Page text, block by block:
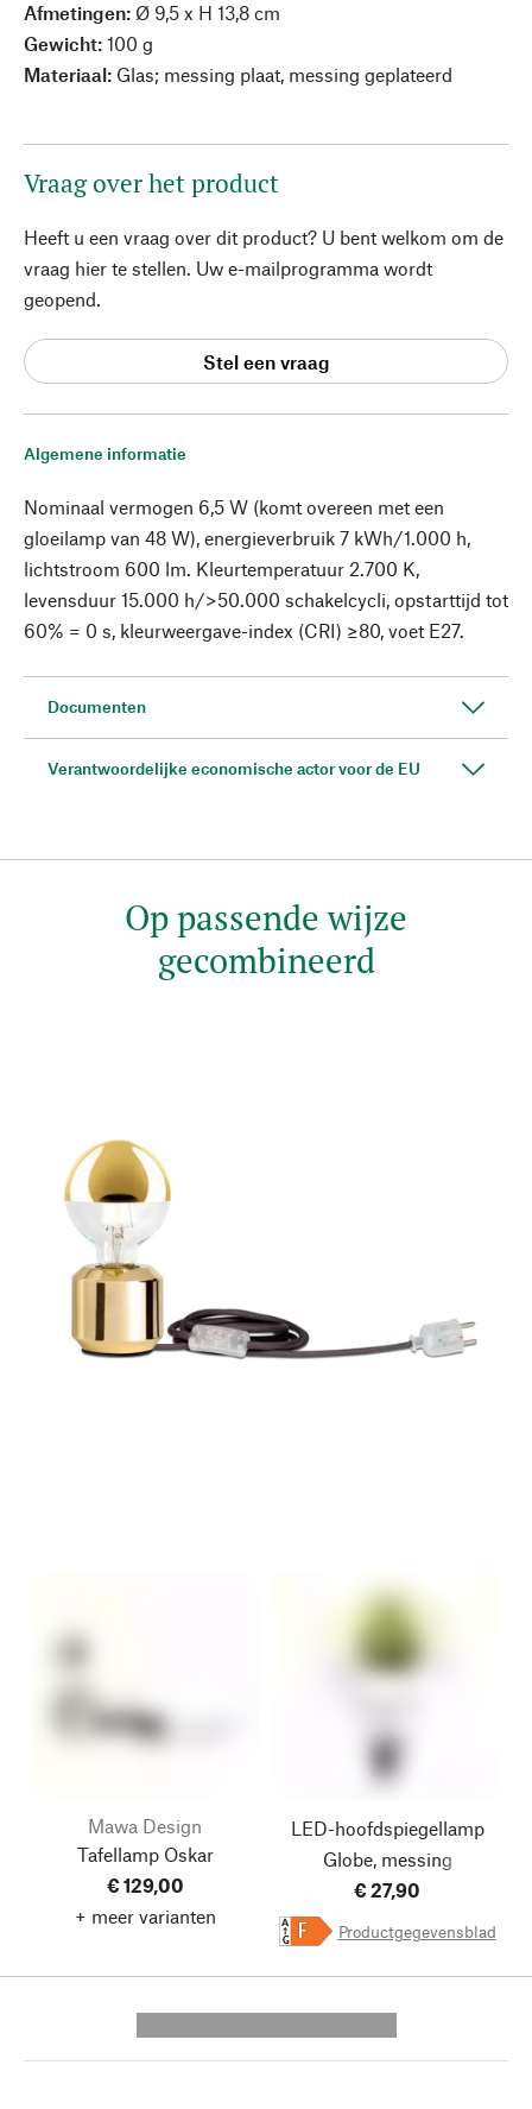
Algemene informatie
Nominaal vermogen 6,5 W (komt overeen met een
gloeilamp van 48 W), energieverbruik 7 kWh/1.000 h,
lichtstroom 600 lm. Kleurtemperatuur 2.700 K,
levensduur 15.000 h/>50.000 schakelcycli, opstarttijd tot
60% = 0 s, kleurweergave-index (CRI) ≥80, voet E27.
Documenten
Verantwoordelijke economische actor voor de EU
Afmetingen: Ø 9,5 x H 13,8 cm
Gewicht: 100 g
Materiaal: Glas; messing plaat, messing geplateerd
Vraag over het product
Heeft u een vraag over dit product? U bent welkom om de
vraag hier te stellen. Uw e-mailprogramma wordt
geopend.
Stel een vraag
Op passende wijze
gecombineerd
Mawa Design
Tafellamp Oskar
€ 129,00
+ meer varianten
LED-hoofdspiegellamp
Globe, messing
€ 27,90
F
A
G Productgegevensblad